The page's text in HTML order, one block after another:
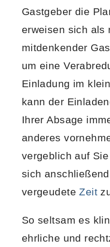
Gastgeber die
erweisen sich als
mitdenkender
um eine
Einladung im
kann der
Ihrer Absage
anderes
vergeblich auf
sich
vergeudeteZeit
So seltsam es
ehrliche und